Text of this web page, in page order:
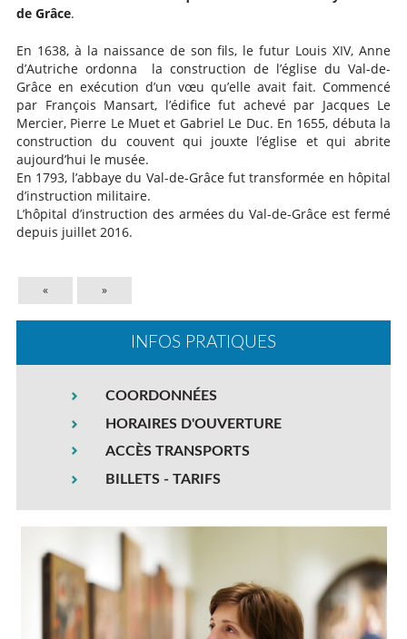
de Grâce.
En 1638, à la naissance de son fils, le futur Louis XIV, Anne
d’Autriche ordonna la construction de l’église du Val-de-
Grâce en exécution d’un vœu qu’elle avait fait. Commencé
par François Mansart, l’édifice fut achevé par Jacques Le
Mercier, Pierre Le Muet et Gabriel Le Duc. En 1655, débuta la
construction du couvent qui jouxte l’église et qui abrite
aujourd’hui le musée.
En 1793, l’abbaye du Val-de-Grâce fut transformée en hôpital
d’instruction militaire.
L’hôpital d’instruction des armées du Val-de-Grâce est fermé
depuis juillet 2016.
« »
INFOS PRATIQUES
COORDONNÉES
HORAIRES D'OUVERTURE
ACCÈS TRANSPORTS
BILLETS - TARIFS